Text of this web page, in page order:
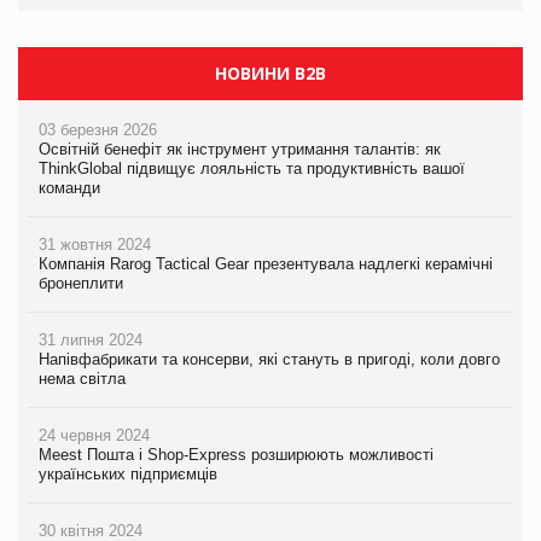
НОВИНИ B2B
03 березня 2026
Освітній бенефіт як інструмент утримання талантів: як
ThinkGlobal підвищує лояльність та продуктивність вашої
команди
31 жовтня 2024
Компанія Rarog Tactical Gear презентувала надлегкі керамічні
бронеплити
31 липня 2024
Напівфабрикати та консерви, які стануть в пригоді, коли довго
нема світла
24 червня 2024
Meest Пошта і Shop-Express розширюють можливості
українських підприємців
30 квітня 2024